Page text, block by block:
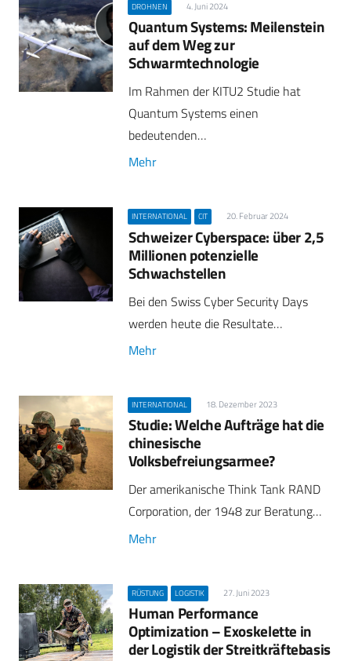
DROHNEN 4. Juni 2024
Quantum Systems: Meilenstein
auf dem Weg zur
Schwarmtechnologie
Im Rahmen der KITU2 Studie hat
Quantum Systems einen
bedeutenden…
Mehr
INTERNATIONAL CIT 20. Februar 2024
Schweizer Cyberspace: über 2,5
Millionen potenzielle
Schwachstellen
Bei den Swiss Cyber Security Days
werden heute die Resultate…
Mehr
INTERNATIONAL 18. Dezember 2023
Studie: Welche Aufträge hat die
chinesische
Volksbefreiungsarmee?
Der amerikanische Think Tank RAND
Corporation, der 1948 zur Beratung…
Mehr
RÜSTUNG LOGISTIK 27. Juni 2023
Human Performance
Optimization – Exoskelette in
der Logistik der Streitkräftebasis